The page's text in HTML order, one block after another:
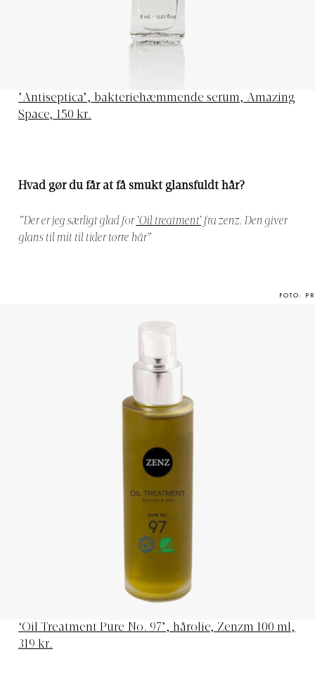
’Antiseptica’, bakteriehæmmende serum, Amazing
Space, 150 kr.
Hvad gør du får at få smukt glansfuldt hår?
”Der er jeg særligt glad for ’Oil treatment’ fra zenz. Den giver
glans til mit til tider tørre hår”
FOTO: PR
‘Oil Treatment Pure No. 97’, hårolie, Zenzm 100 ml,
319 kr.